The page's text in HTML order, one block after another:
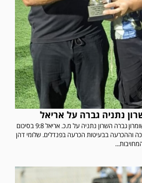
נתניה גברה על אריאל
בגמר הגביע לליגה ג מחוז שומרון גברה השרון נתניה על מ.כ. אריאל 9:8 בסיכום
2 בתום הארכה וההכרעה בבעיטות הכרעה בפנדלים. שלומי דהן